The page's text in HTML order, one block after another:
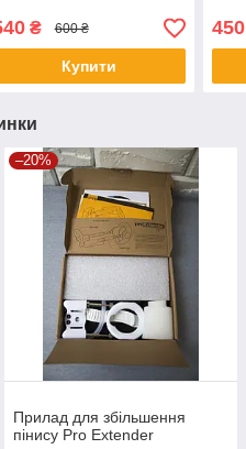
₴ 600 ₴
Купити
450
–20%
Прилад для збільшення
пінису Pro Extender